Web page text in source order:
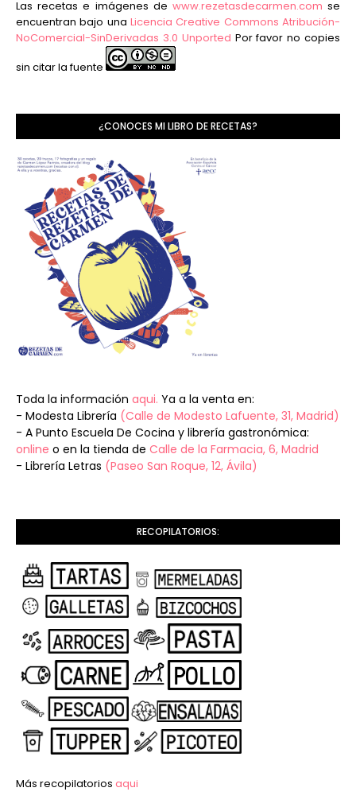
Las recetas e imágenes de www.rezetasdecarmen.com se
encuentran bajo una Licencia Creative Commons Atribución-
NoComercial-SinDerivadas 3.0 Unported Por favor no copies
sin citar la fuente
¿CONOCES MI LIBRO DE RECETAS?
Toda la información aqui. Ya a la venta en:
- Modesta Librería (Calle de Modesto Lafuente, 31, Madrid)
- A Punto Escuela De Cocina y librería gastronómica:
online o en la tienda de Calle de la Farmacia, 6, Madrid
- Librería Letras (Paseo San Roque, 12, Ávila)
RECOPILATORIOS:
Más recopilatorios aqui